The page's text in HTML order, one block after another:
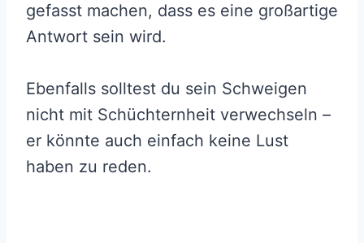
gefasst machen, dass es eine großartige
Antwort sein wird.
Ebenfalls solltest du sein Schweigen
nicht mit Schüchternheit verwechseln –
er könnte auch einfach keine Lust
haben zu reden.